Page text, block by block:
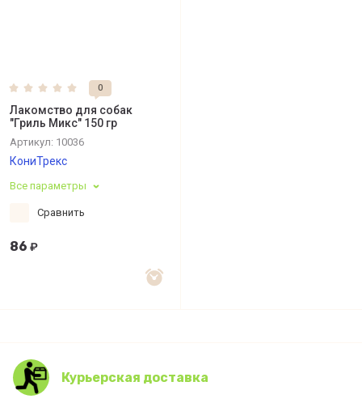
0
Лакомство для собак
"Гриль Микс" 150 гр
Артикул: 10036
КониТрекс
Все параметры
Сравнить
86 ₽
Курьерская доставка